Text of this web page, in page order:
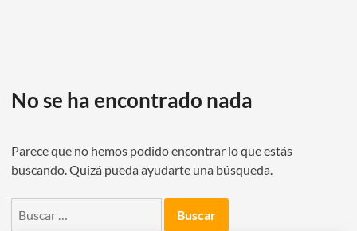
No se ha encontrado nada
Parece que no hemos podido encontrar lo que estás
buscando. Quizá pueda ayudarte una búsqueda.